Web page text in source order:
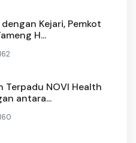
Kejari, Pemkot
H...
Terpadu NOVI Health
antara...